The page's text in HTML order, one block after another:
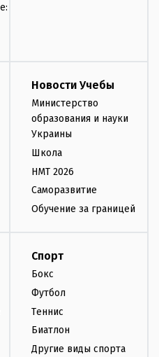
Новости Учебы
Министерство
образования и науки
Украины
Школа
НМТ 2026
Саморазвитие
Обучение за границей
Спорт
Бокс
Футбол
Теннис
Биатлон
Другие виды спорта